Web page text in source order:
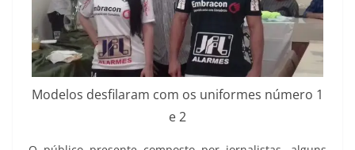
Modelos desfilaram com os uniformes número 1
e 2